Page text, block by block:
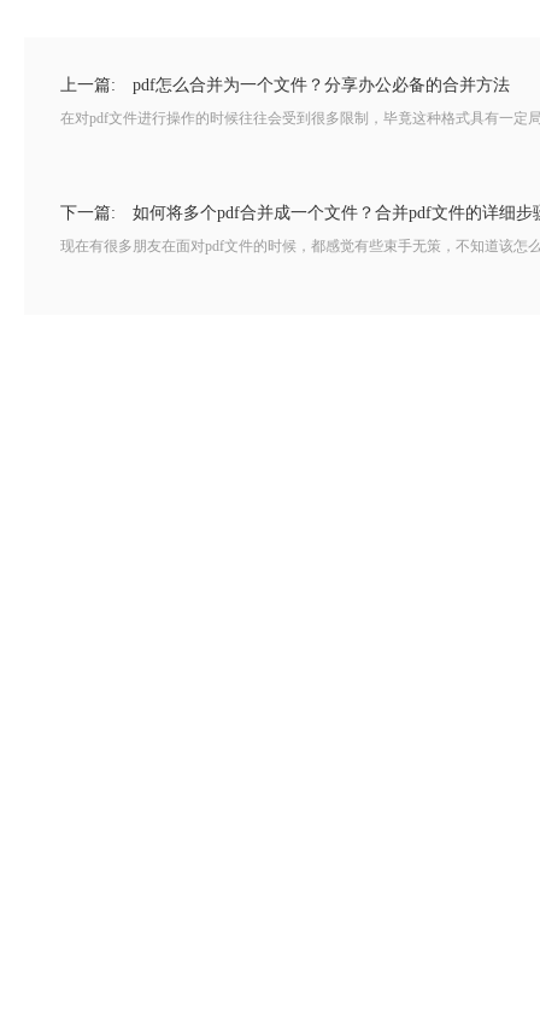
上一篇: pdf怎么合并为一个文件？分享办公必备的合并方法
在对pdf文件进行操作的时候往往会受到很多限制，毕竟这种格式具有一
下一篇: 如何将多个pdf合并成一个文件？合并pdf文件的详细步
现在有很多朋友在面对pdf文件的时候，都感觉有些束手无策，不知道该